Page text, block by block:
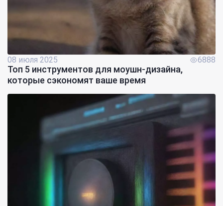
08 июля 2025 6888
Топ 5 инструментов для моушн-дизайна,
которые сэкономят ваше время